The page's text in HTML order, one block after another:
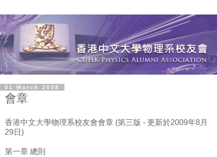
01 March 2008
會章
香港中文大學物理系校友會會章 (第三版 - 更新於2009年8月
29日)
第一章 總則